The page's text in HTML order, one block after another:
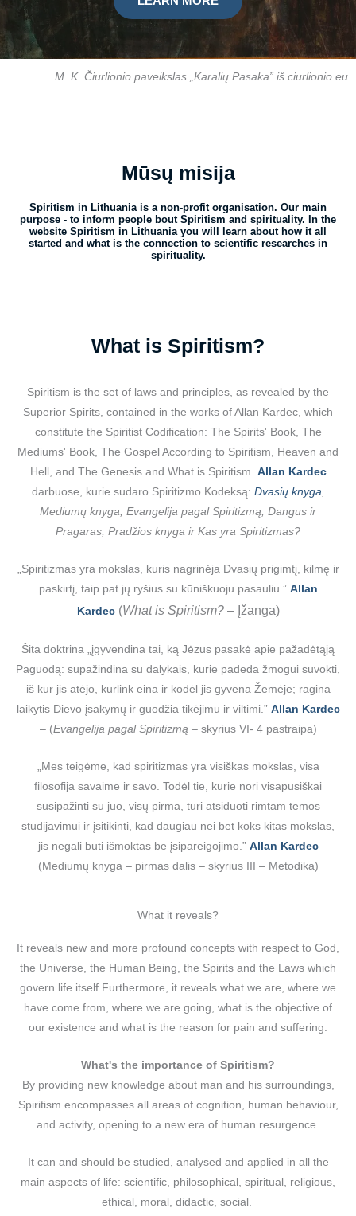
M. K. Čiurlionio paveikslas „Karalių Pasaka” iš ciurlionio.eu
Mūsų misija
Spiritism in Lithuania is a non-profit organisation. Our main
purpose - to inform people bout Spiritism and spirituality. In the
website Spiritism in Lithuania you will learn about how it all
started and what is the connection to scientific researches in
spirituality.
What is Spiritism?
Spiritism is the set of laws and principles, as revealed by the
Superior Spirits, contained in the works of Allan Kardec, which
constitute the Spiritist Codification: The Spirits' Book, The
Mediums' Book, The Gospel According to Spiritism, Heaven and
Hell, and The Genesis and What is Spiritism. Allan Kardec
darbuose, kurie sudaro Spiritizmo Kodeksą: Dvasių knyga
Mediumų knyga, Evangelija pagal Spiritizmą, Dangus ir
Pragaras, Pradžios knyga ir Kas yra Spiritizmas?
„Spiritizmas yra mokslas, kuris nagrinėja Dvasių prigimtį, kilmę ir
paskirtį, taip pat jų ryšius su kūniškuoju pasauliu.” Allan
Kardec(What is Spiritism?– Įžanga)
Šita doktrina „įgyvendina tai, ką Jėzus pasakė apie pažadėtąją
Paguodą: supažindina su dalykais, kurie padeda žmogui suvokti,
iš kur jis atėjo, kurlink eina ir kodėl jis gyvena Žemėje; ragina
laikytis Dievo įsakymų ir guodžia tikėjimu ir viltimi.” Allan Kardec
– (Evangelija pagal Spiritizmą – skyrius VI- 4 pastraipa)
„Mes teigėme, kad spiritizmas yra visiškas mokslas, visa
filosofija savaime ir savo. Todėl tie, kurie nori visapusiškai
susipažinti su juo, visų pirma, turi atsiduoti rimtam temos
studijavimui ir įsitikinti, kad daugiau nei bet koks kitas mokslas,
jis negali būti išmoktas be įsipareigojimo.” Allan Kardec
(Mediumų knyga – pirmas dalis – skyrius III – Metodika)
What it reveals?
It reveals new and more profound concepts with respect to God,
the Universe, the Human Being, the Spirits and the Laws which
govern life itself.Furthermore, it reveals what we are, where we
have come from, where we are going, what is the objective of
our existence and what is the reason for pain and suffering.
What's the importance of Spiritism?
By providing new knowledge about man and his surroundings,
Spiritism encompasses all areas of cognition, human behaviour,
and activity, opening to a new era of human resurgence.
It can and should be studied, analysed and applied in all the
main aspects of life: scientific, philosophical, spiritual, religious,
ethical, moral, didactic, social.